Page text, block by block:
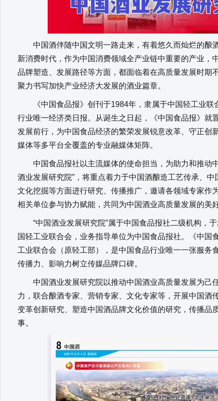
中国酒伴随中国文明一路走来，有着悠久而灿烂的酿
新消费时代，作为中国消费领域全产业链中重要的产业，
品牌塑造、发展路径等方面，都面临着在高质量发展时期
聚力书写加快产业经济大发展的酒业篇章。
《中国食品报》创刊于1984年，隶属于中国轻工业联
行业唯一经济类日报。从诞生之日起，《中国食品报》就
发展前行，为中国食品经济的繁荣发展锐意改革、守正创
媒体等多平台全覆盖的专业融媒体矩阵。
中国食品报社以主流媒体的使命担当，为助力和推动
酒业发展研究院”，将重点着力于中国酒酿造工艺传承、
文化挖掘等方面进行研究、传播推广，邀请各领域专家作
相关单位参与协力赋能，共同为中国酒业高质量发展的美
“中国酒业发展研究院”属于中国食品报社二级机构，
国轻工业联合会，业务指导单位为中国食品报社。《中国
工业联合会（原轻工部），是中国食品行业唯一一张服务
传播力、影响力树立传媒品牌口碑。
中国酒业发展研究院以推动中国酒业高质量发展为己
力，联合酿酒专家、营销专家、文化专家等，开展中国酒
变革创新研究、塑造中国酒品牌文化价值的研究，传播品
事。